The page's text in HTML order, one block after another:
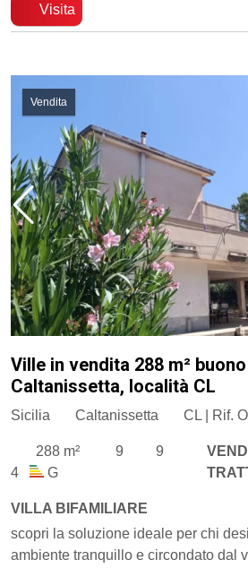
Visita
Vendita
Ville in vendita 288 m²
Caltanissetta, località CL
Sicilia Caltanissetta CL | Rif.
288 m² 9
9
4
G
VILLA BIFAMILIARE
scopri la soluzione ideale per chi
ambiente tranquillo e circondato dal